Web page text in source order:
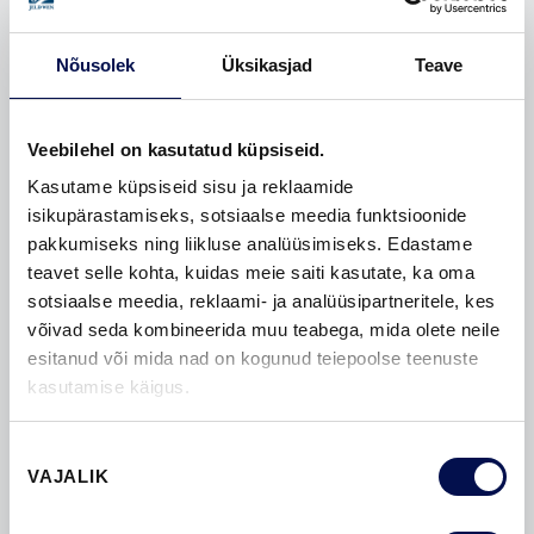
Nõusolek Üksikasjad Teave
Veebilehel on kasutatud küpsiseid.
Kasutame küpsiseid sisu ja reklaamide
isikupärastamiseks, sotsiaalse meedia funktsioonide
pakkumiseks ning liikluse analüüsimiseks. Edastame
teavet selle kohta, kuidas meie saiti kasutate, ka oma
sotsiaalse meedia, reklaami- ja analüüsipartneritele, kes
võivad seda kombineerida muu teabega, mida olete neile
esitanud või mida nad on kogunud teiepoolse teenuste
kasutamise käigus.
valik
VAJALIK
AIAMAJAUKSED